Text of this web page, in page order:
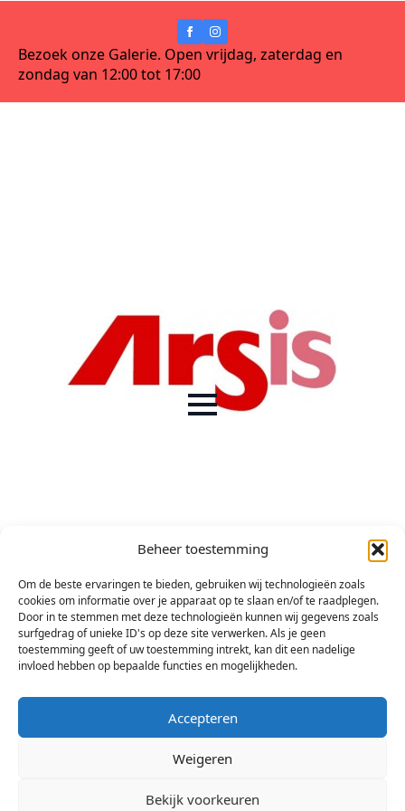
Beheer toestemming
Om de beste ervaringen te bieden, gebruiken wij technologieën zoals
cookies om informatie over je apparaat op te slaan en/of te raadplegen.
Door in te stemmen met deze technologieën kunnen wij gegevens zoals
surfgedrag of unieke ID's op deze site verwerken. Als je geen
toestemming geeft of uw toestemming intrekt, kan dit een nadelige
invloed hebben op bepaalde functies en mogelijkheden.
Accepteren
Weigeren
Bekijk voorkeuren
Bezoek onze Galerie. Open vrijdag, zaterdag en
zondag van 12:00 tot 17:00